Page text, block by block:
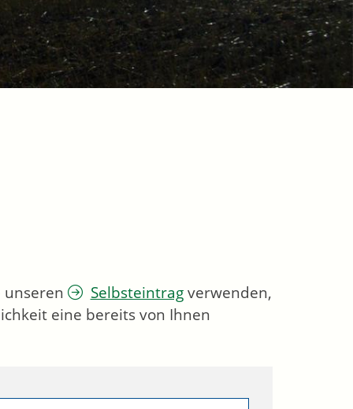
unseren Selbsteintragverwenden,
eine bereits von Ihnen